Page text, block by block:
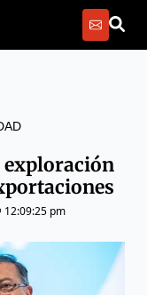
exploración
12:09:25 pm